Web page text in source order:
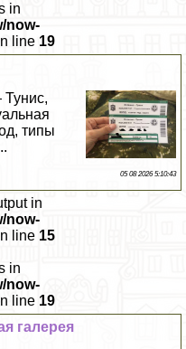
in
now-
line 19
типы
05 08 2026 5:10:43
in
now-
line 15
in
now-
line 19
галерея